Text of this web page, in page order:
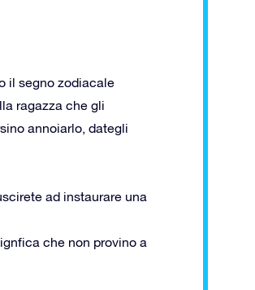
il segno zodiacale
ragazza che gli
annoiarlo, dategli
ad instaurare una
che non provino a